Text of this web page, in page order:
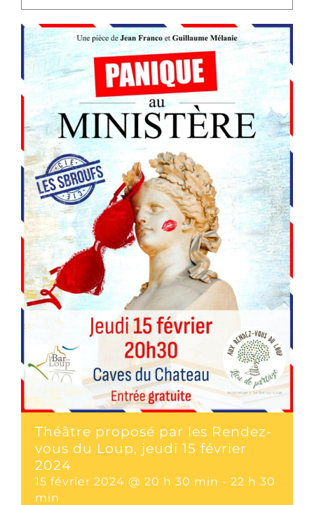
Théâtre proposé par les Rendez-
vous du Loup, jeudi 15 février
2024
15 février 2024 @ 20 h 30 min - 22 h 30
min